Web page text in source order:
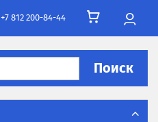
+7 812 200-84-44
Поиск